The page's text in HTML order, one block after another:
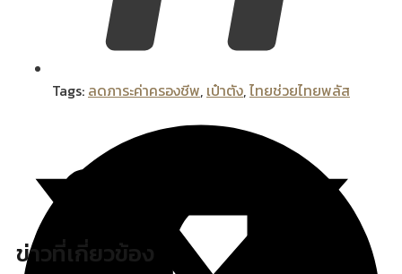
Tags: ลดภาระค่าครองชีพ, เป๋าตัง,ไทยช่วยไทยพลัส
ข่าวที่เกี่ยวข้อง